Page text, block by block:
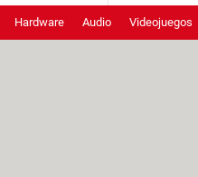
Hardware Audio Videojuegos